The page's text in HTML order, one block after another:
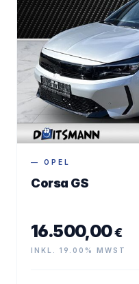
— OPEL
Corsa GS
16.500,00€
INKL. 19.00% MWST